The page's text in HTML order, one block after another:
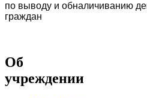
по выводу и обналичиванию
граждан
Об
учреждении